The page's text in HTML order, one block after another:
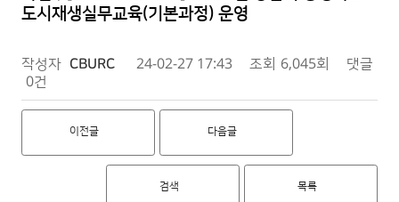
도시재생실무교육(기본과정) 운영
작성자 CBURC 24-02-27 17:43 조회 6,045회
댓글
0건
이전글 다음글
검색 목록